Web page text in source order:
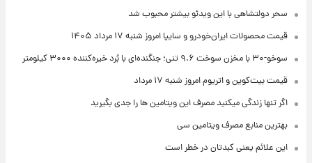
سحر دولتشاهی با این ویدئو بیشتر محبوب شد
قیمت محصولات ایران‌خودرو و سایپا امروز شنبه ۱۷ مرداد ۱۴۰۵
سوخو-۳۰ با مخزن سوخت ۹.۶ تنی؛ جنگنده‌ای با بُرد خیره‌کننده ۳۰۰۰ کیلومتر
قیمت بیت‌کوین و اتریوم امروز شنبه ۱۷ مرداد
اگر تنها زندگی میکنید مصرف این ویتامین ها را جدی بگیرید
بهترین منابع مصرف ویتامین سی
این علائم یعنی کبدتان در خطر است